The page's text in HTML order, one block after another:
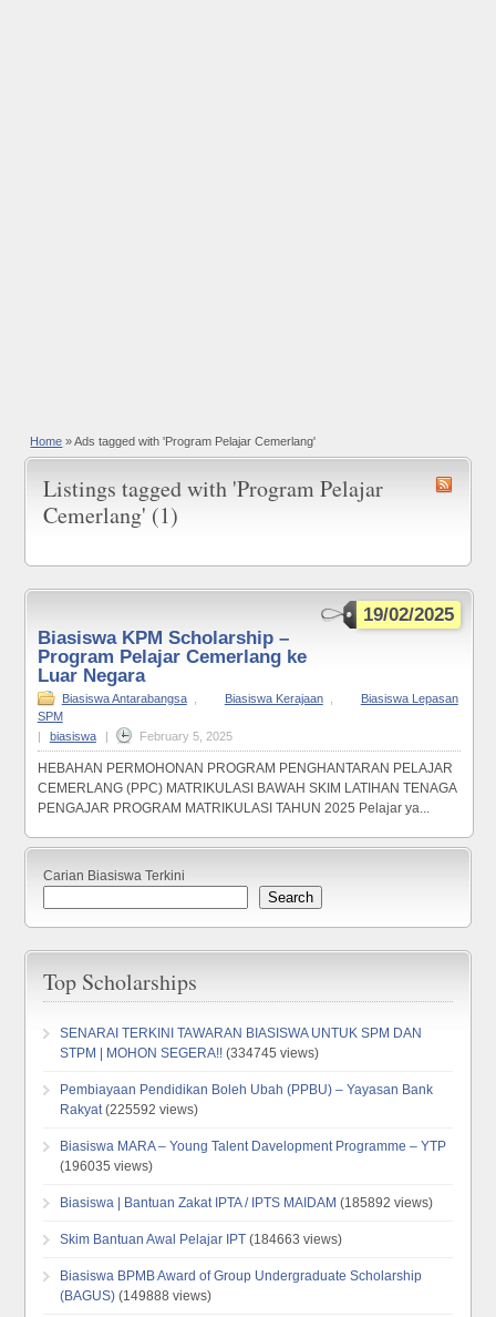
Home »Ads tagged with 'Program Pelajar Cemerlang'
Listings tagged with 'Program Pelajar
Cemerlang' (1)
19/02/2025
Biasiswa KPM Scholarship –
Program Pelajar Cemerlang ke
Luar Negara
Biasiswa Antarabangsa Biasiswa Kerajaan
Biasiswa Lepasan
SPM
biasiswa February 5, 2025
HEBAHAN PERMOHONAN PROGRAM PENGHANTARAN PELAJAR
CEMERLANG (PPC) MATRIKULASI BAWAH SKIM LATIHAN TENAGA
PENGAJAR PROGRAM MATRIKULASI TAHUN 2025 Pelajar ya...
Carian Biasiswa Terkini
Search
Top Scholarships
SENARAI TERKINI TAWARAN BIASISWA UNTUK SPM DAN
STPM | MOHON SEGERA!! (334745 views)
Pembiayaan Pendidikan Boleh Ubah (PPBU) – Yayasan Bank
Rakyat (225592 views)
Biasiswa MARA – Young Talent Davelopment Programme – YTP
(196035 views)
Biasiswa | Bantuan Zakat IPTA / IPTS MAIDAM (185892 views)
Skim Bantuan Awal Pelajar IPT (184663 views)
Biasiswa BPMB Award of Group Undergraduate Scholarship
(BAGUS) (149888 views)